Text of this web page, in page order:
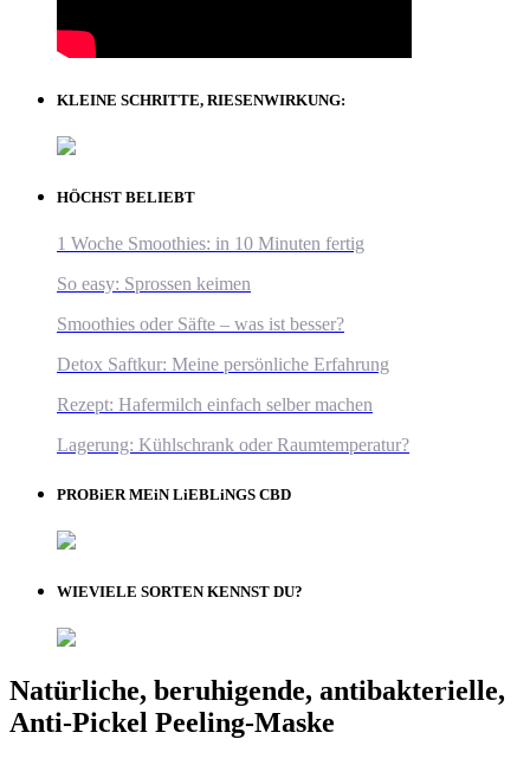
KLEINE SCHRITTE, RIESENWIRKUNG:
HÖCHST BELIEBT
1 Woche Smoothies: in 10 Minuten fertig
So easy: Sprossen keimen
Smoothies oder Säfte – was ist besser?
Detox Saftkur: Meine persönliche Erfahrung
Rezept: Hafermilch einfach selber machen
Lagerung: Kühlschrank oder Raumtemperatur?
PROBiER MEiN LiEBLiNGS CBD
WIEVIELE SORTEN KENNST DU?
Natürliche, beruhigende, antibakterielle,
Anti-Pickel Peeling-Maske